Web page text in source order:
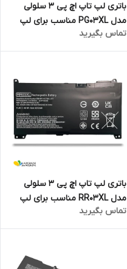
باتری لپ تاپ اچ پی 3 سلولی
مدل PG03XL مناسب برای لپ
تاپ Pavilion Gaming 15-DK
تماس بگیرید
باتری لپ تاپ اچ پی 3 سلولی
مدل RR03XL مناسب برای لپ
تاپ PROBOOK 455 G4
تماس بگیرید